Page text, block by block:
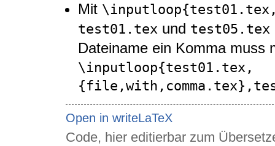
Mit
test01.tex und test05.tex
Dateiname ein Komma muss
\inputloop{test01.tex,
Open in writeLaTeX
Code, hier editierbar zum